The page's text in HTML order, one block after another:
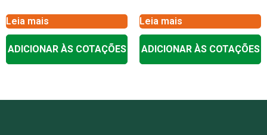
Leia mais
ADICIONAR ÀS COTAÇÕES
Leia mais
ADICIONAR ÀS COTAÇÕES